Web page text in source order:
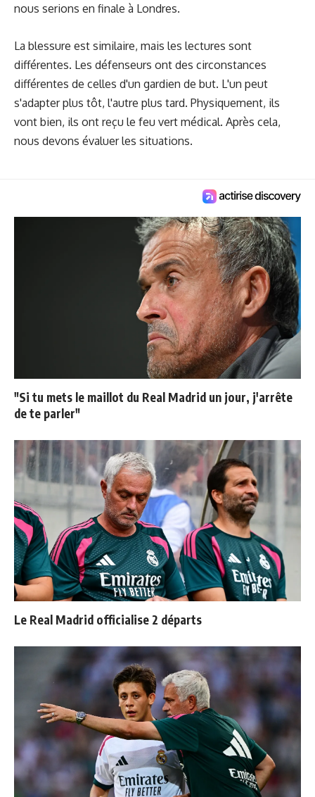
nous serions en finale à Londres.
La blessure est similaire, mais les lectures sont
différentes. Les défenseurs ont des circonstances
différentes de celles d'un gardien de but. L'un peut
s'adapter plus tôt, l'autre plus tard. Physiquement, ils
vont bien, ils ont reçu le feu vert médical. Après cela,
nous devons évaluer les situations.
"Si tu mets le maillot du Real Madrid un jour, j'arrête
de te parler"
Le Real Madrid officialise 2 départs